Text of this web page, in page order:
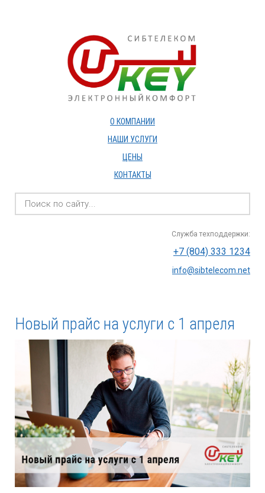
О КОМПАНИИ
НАШИ УСЛУГИ
ЦЕНЫ
КОНТАКТЫ
Служба техподдержки:
+7 (804) 333 1234
info@sibtelecom.net
Новый прайс на услуги с 1 апреля